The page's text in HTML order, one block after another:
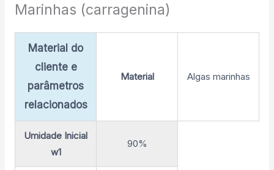
Marinhas (carragenina)
Material do
cliente e
parâmetros
relacionados
Material Algas marinhas
Umidade Inicial
w1
90%